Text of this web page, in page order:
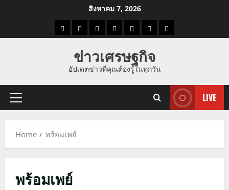
สิงหาคม 7, 2026
ราคาแนว
ราคา
ทอง
ข่าว
นี้
ข่าว
ดูด
ที่
ผู้ชาย
ข่าวเศรษฐกิจ
อัปเดตข่าวที่คุณต้องรู้ในทุกวัน
Primary
LIVE
Home พร้อมเพย์
พร้อมเพย์